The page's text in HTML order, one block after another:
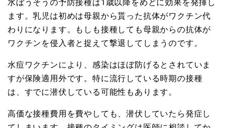
ます。乳児は初めは母親から貰った抗体がワクチン代
わりになります。もしも接種しても母親からの抗体が
ワクチンを侵入者と捉えて撃退してしまうのです。
水痘ワクチンにより、感染はほぼ防げるとされていま
すが保険適用外です。特に流行している時期の接種
は、すでに潜伏している可能性もあります。
高価な接種費用を費やしても、潜伏していたら発症し